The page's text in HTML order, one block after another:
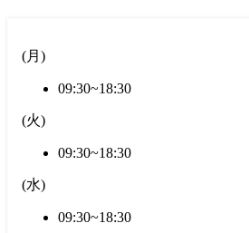
(月 )
09:30~18:30
(火)
09:30~18:30
(水)
09:30~18:30